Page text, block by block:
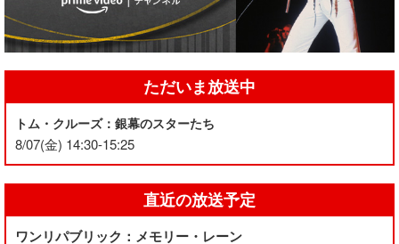
ただいま放送中
トム・クルーズ：銀幕のスターたち
8/07(金) 14:30-15:25
直近の放送予定
ワンリパブリック：メモリー・レーン